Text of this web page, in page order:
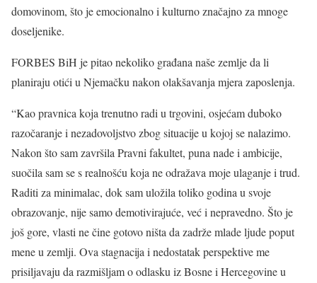
domovinom, što je emocionalno i kulturno značajno za mnoge
doseljenike.
FORBES BiH je pitao nekoliko građana naše zemlje da li
planiraju otići u Njemačku nakon olakšavanja mjera zaposlenja.
“Kao pravnica koja trenutno radi u trgovini, osjećam duboko
razočaranje i nezadovoljstvo zbog situacije u kojoj se nalazimo.
Nakon što sam završila Pravni fakultet, puna nade i ambicije,
suočila sam se s realnošću koja ne odražava moje ulaganje i trud.
Raditi za minimalac, dok sam uložila toliko godina u svoje
obrazovanje, nije samo demotivirajuće, već i nepravedno. Što je
još gore, vlasti ne čine gotovo ništa da zadrže mlade ljude poput
mene u zemlji. Ova stagnacija i nedostatak perspektive me
prisiljavaju da razmišljam o odlasku iz Bosne i Hercegovine u